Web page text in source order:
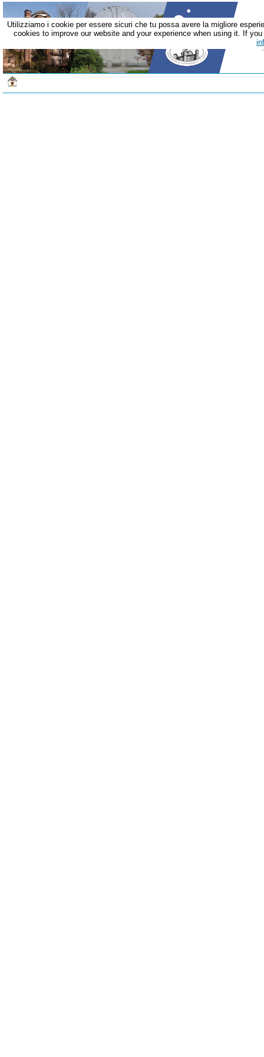
Utilizziamo i cookie per essere sicuri che tu possa avere la migliore
cookies to improve our website and your experience when using it. If